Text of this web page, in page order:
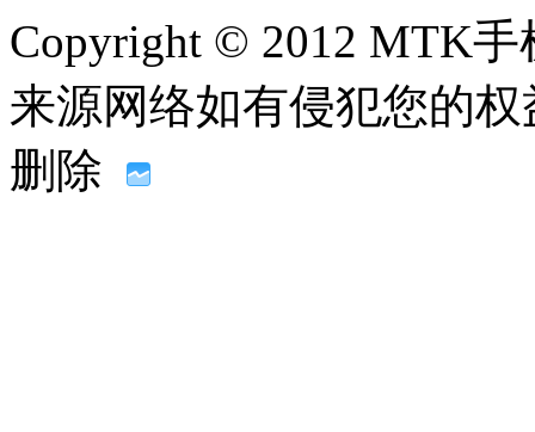
Copyright © 2012 MTK
来源网络如有侵犯您的
删除